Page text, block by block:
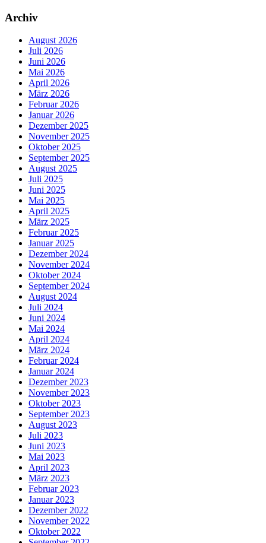
Archiv
August 2026
Juli 2026
Juni 2026
Mai 2026
April 2026
März 2026
Februar 2026
Januar 2026
Dezember 2025
November 2025
Oktober 2025
September 2025
August 2025
Juli 2025
Juni 2025
Mai 2025
April 2025
März 2025
Februar 2025
Januar 2025
Dezember 2024
November 2024
Oktober 2024
September 2024
August 2024
Juli 2024
Juni 2024
Mai 2024
April 2024
März 2024
Februar 2024
Januar 2024
Dezember 2023
November 2023
Oktober 2023
September 2023
August 2023
Juli 2023
Juni 2023
Mai 2023
April 2023
März 2023
Februar 2023
Januar 2023
Dezember 2022
November 2022
Oktober 2022